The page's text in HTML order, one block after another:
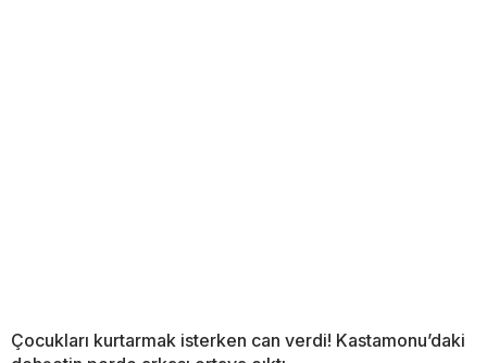
Çocukları kurtarmak isterken can verdi! Kastamonu’daki